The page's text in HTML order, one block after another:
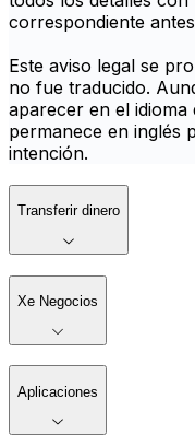
correspondiente
Este aviso legal se
no fue traducido.
aparecer en el idioma
permanece en inglés
intención.
Transferir dinero
Xe Negocios
Aplicaciones